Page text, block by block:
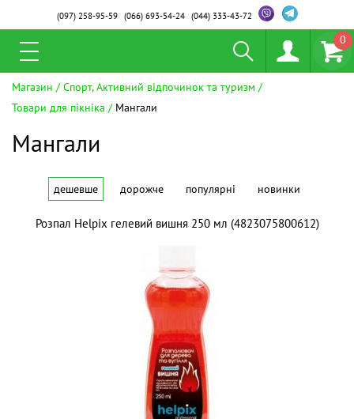
(097)258-95-59 (066)693-54-24 (044)333-43-72
0
Магазин
Спорт, Активний відпочинок та туризм
Товари для пікніка
Мангали
Мангали
дешевше дорожче популярні новинки
Розпал Helpix гелевий вишня 250 мл (4823075800612)